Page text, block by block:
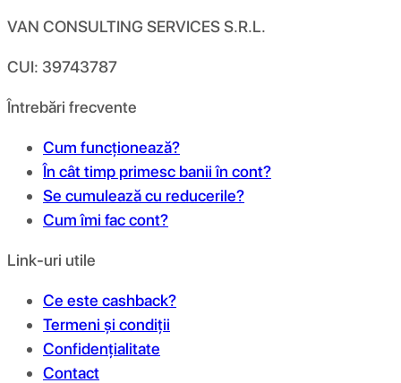
VAN CONSULTING SERVICES S.R.L.
CUI: 39743787
Întrebări frecvente
Cum funcționează?
În cât timp primesc banii în cont?
Se cumulează cu reducerile?
Cum îmi fac cont?
Link-uri utile
Ce este cashback?
Termeni și condiții
Confidențialitate
Contact